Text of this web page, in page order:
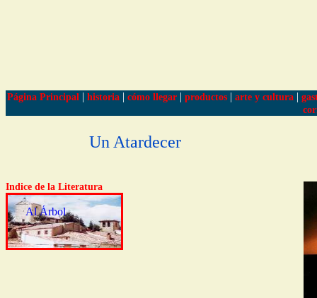
Página Principal | historia | cómo llegar | productos | arte y cultura |
Un Atardecer
Indice de la Literatura
Al Árbol